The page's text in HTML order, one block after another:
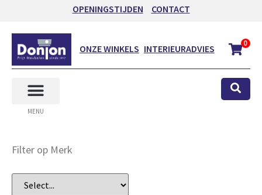
OPENINGSTIJDEN CONTACT
ONZE WINKELS INTERIEURADVIES 0
MENU
Filter op Merk